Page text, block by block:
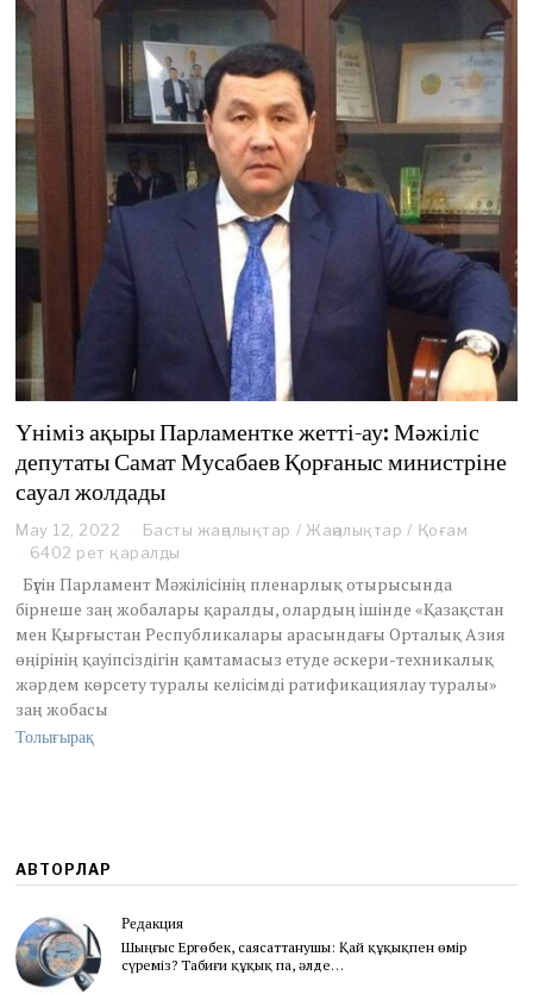
Үніміз ақыры Парламентке жетті-ау: Мәжіліс
депутаты Самат Мусабаев Қорғаныс министріне
сауал жолдады
May 12, 2022
a
1
3
,
2
0
Басты жаңалықтар / Жаңалықтар / Қоғам
6402 рет қаралды
Бүгін Парламент Мәжілісінің пленарлық отырысында
бірнеше заң жобалары қаралды, олардың ішінде «Қазақстан
мен Қырғыстан Республикалары арасындағы Орталық Азия
өңірінің қауіпсіздігін қамтамасыз етуде әскери-техникалық
жәрдем көрсету туралы келісімді ратификациялау туралы»
заң жобасы
Толығырақ
АВТОРЛАР
Редакция
Шыңғыс Ергөбек, cаясаттанушы: Қай құқықпен өмір
сүреміз? Табиғи құқық па, әлде…